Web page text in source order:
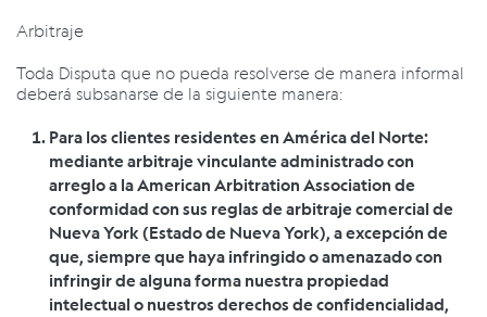
Arbitraje
Toda Disputa que no pueda resolverse de manera informal
deberá subsanarse de la siguiente manera:
Para los clientes residentes en América del Norte:
mediante arbitraje vinculante administrado con
arreglo a la American Arbitration Association de
conformidad con sus reglas de arbitraje comercial de
Nueva York (Estado de Nueva York), a excepción de
que, siempre que haya infringido o amenazado con
infringir de alguna forma nuestra propiedad
intelectual o nuestros derechos de confidencialidad,